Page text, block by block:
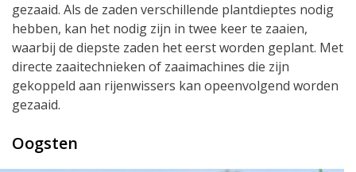
gezaaid. Als de zaden verschillende plantdieptes nodig
hebben, kan het nodig zijn in twee keer te zaaien,
waarbij de diepste zaden het eerst worden geplant. Met
directe zaaitechnieken of zaaimachines die zijn
gekoppeld aan rijenwissers kan opeenvolgend worden
gezaaid.
Oogsten